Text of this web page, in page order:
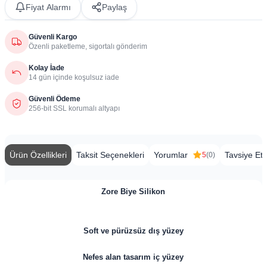
Fiyat Alarmı Paylaş
Güvenli Kargo
Özenli paketleme, sigortalı gönderim
Kolay İade
14 gün içinde koşulsuz iade
Güvenli Ödeme
256-bit SSL korumalı altyapı
Ürün Özellikleri Taksit Seçenekleri Yorumlar 5(0) Tavsiye Et
Zore Biye Silikon
​​Soft ve pürüzsüz dış yüzey
Nefes alan tasarım iç yüzey